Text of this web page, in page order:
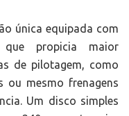
única equipada com
que propicia maior
de pilotagem, como
ou mesmo frenagens
Um disco simples